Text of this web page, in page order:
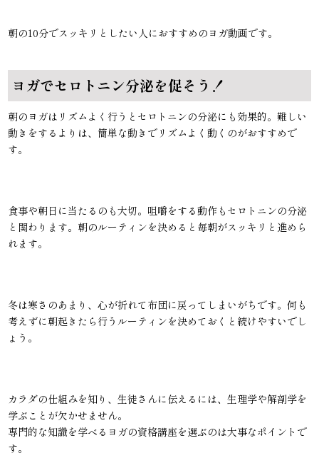
朝の10分でスッキリとしたい人におすすめのヨガ動画です。
ヨガでセロトニン分泌を促そう！
朝のヨガはリズムよく行うとセロトニンの分泌にも効果的。難しい
動きをするよりは、簡単な動きでリズムよく動くのがおすすめで
す。
食事や朝日に当たるのも大切。咀嚼をする動作もセロトニンの分泌
と関わります。朝のルーティンを決めると毎朝がスッキリと進めら
れます。
冬は寒さのあまり、心が折れて布団に戻ってしまいがちです。何も
考えずに朝起きたら行うルーティンを決めておくと続けやすいでし
ょう。
カラダの仕組みを知り、生徒さんに伝えるには、生理学や解剖学を
学ぶことが欠かせません。
専門的な知識を学べるヨガの資格講座を選ぶのは大事なポイントで
す。